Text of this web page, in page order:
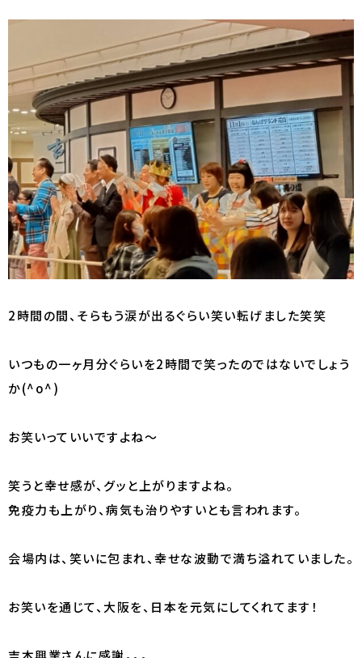
2時間の間、そらもう涙が出るぐらい笑い転げました笑笑
いつもの一ヶ月分ぐらいを2時間で笑ったのではないでしょう
か(^o^)
お笑いっていいですよね～
笑うと幸せ感が、グッと上がりますよね。
免疫力も上がり、病気も治りやすいとも言われます。
会場内は、笑いに包まれ、幸せな波動で満ち溢れていました。
お笑いを通じて、大阪を、日本を元気にしてくれてます！